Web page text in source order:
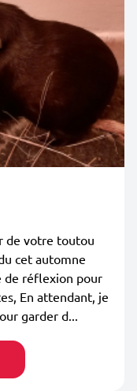
de votre toutou
cet automne
de réflexion pour
En attendant, je
garder d...